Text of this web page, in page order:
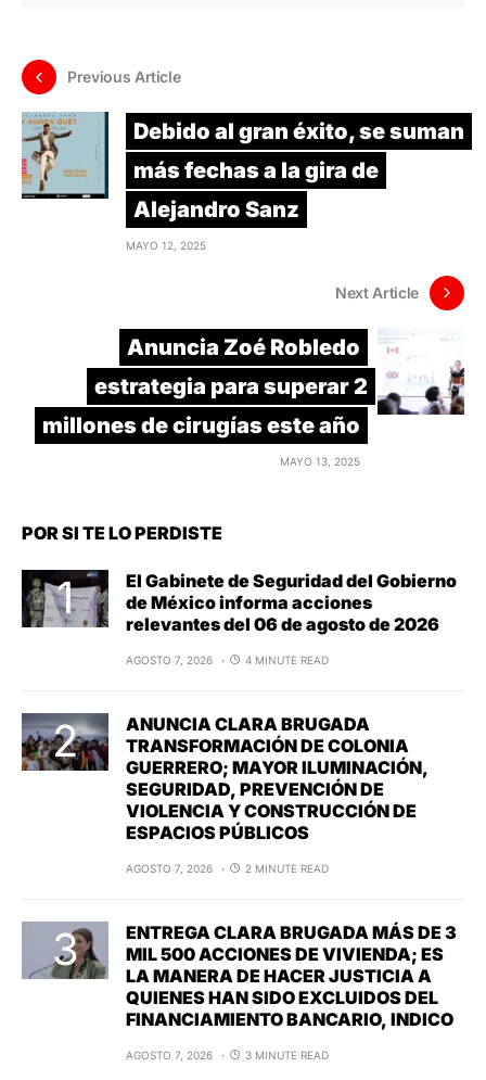
Previous Article
Debido al gran éxito, se suman
más fechas a la gira de
Alejandro Sanz
MAYO 12, 2025
Next Article
Anuncia Zoé Robledo
estrategia para superar 2
millones de cirugías este año
MAYO 13, 2025
POR SI TE LO PERDISTE
El Gabinete de Seguridad del Gobierno
de México informa acciones
relevantes del 06 de agosto de 2026
AGOSTO 7, 2026 4 MINUTE READ
ANUNCIA CLARA BRUGADA
TRANSFORMACIÓN DE COLONIA
GUERRERO; MAYOR ILUMINACIÓN,
SEGURIDAD, PREVENCIÓN DE
VIOLENCIA Y CONSTRUCCIÓN DE
ESPACIOS PÚBLICOS
AGOSTO 7, 2026 2 MINUTE READ
ENTREGA CLARA BRUGADA MÁS DE 3
MIL 500 ACCIONES DE VIVIENDA; ES
LA MANERA DE HACER JUSTICIA A
QUIENES HAN SIDO EXCLUIDOS DEL
FINANCIAMIENTO BANCARIO, INDICO
AGOSTO 7, 2026 3 MINUTE READ